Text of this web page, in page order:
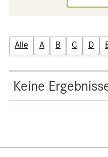
Alle A B C D
Keine